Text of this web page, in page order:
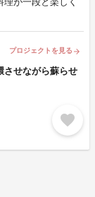
プロジェクトを見る arrow_forward
させながら蘇らせ
favorite